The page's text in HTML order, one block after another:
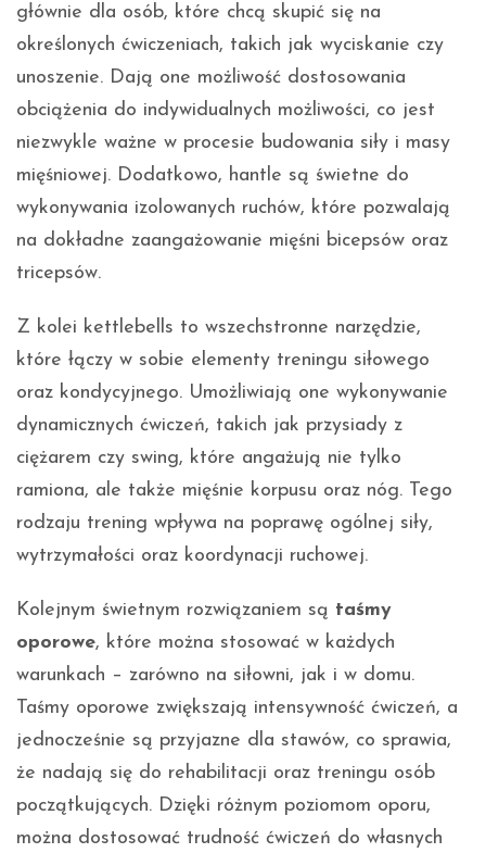
głównie dla osób, które chcą skupić się na
określonych ćwiczeniach, takich jak wyciskanie czy
unoszenie. Dają one możliwość dostosowania
obciążenia do indywidualnych możliwości, co jest
niezwykle ważne w procesie budowania siły i masy
mięśniowej. Dodatkowo, hantle są świetne do
wykonywania izolowanych ruchów, które pozwalają
na dokładne zaangażowanie mięśni bicepsów oraz
tricepsów.
Z kolei kettlebells to wszechstronne narzędzie,
które łączy w sobie elementy treningu siłowego
oraz kondycyjnego. Umożliwiają one wykonywanie
dynamicznych ćwiczeń, takich jak przysiady z
ciężarem czy swing, które angażują nie tylko
ramiona, ale także mięśnie korpusu oraz nóg. Tego
rodzaju trening wpływa na poprawę ogólnej siły,
wytrzymałości oraz koordynacji ruchowej.
Kolejnym świetnym rozwiązaniem są taśmy
oporowe, które można stosować w każdych
warunkach – zarówno na siłowni, jak i w domu.
Taśmy oporowe zwiększają intensywność ćwiczeń, a
jednocześnie są przyjazne dla stawów, co sprawia,
że nadają się do rehabilitacji oraz treningu osób
początkujących. Dzięki różnym poziomom oporu,
można dostosować trudność ćwiczeń do własnych